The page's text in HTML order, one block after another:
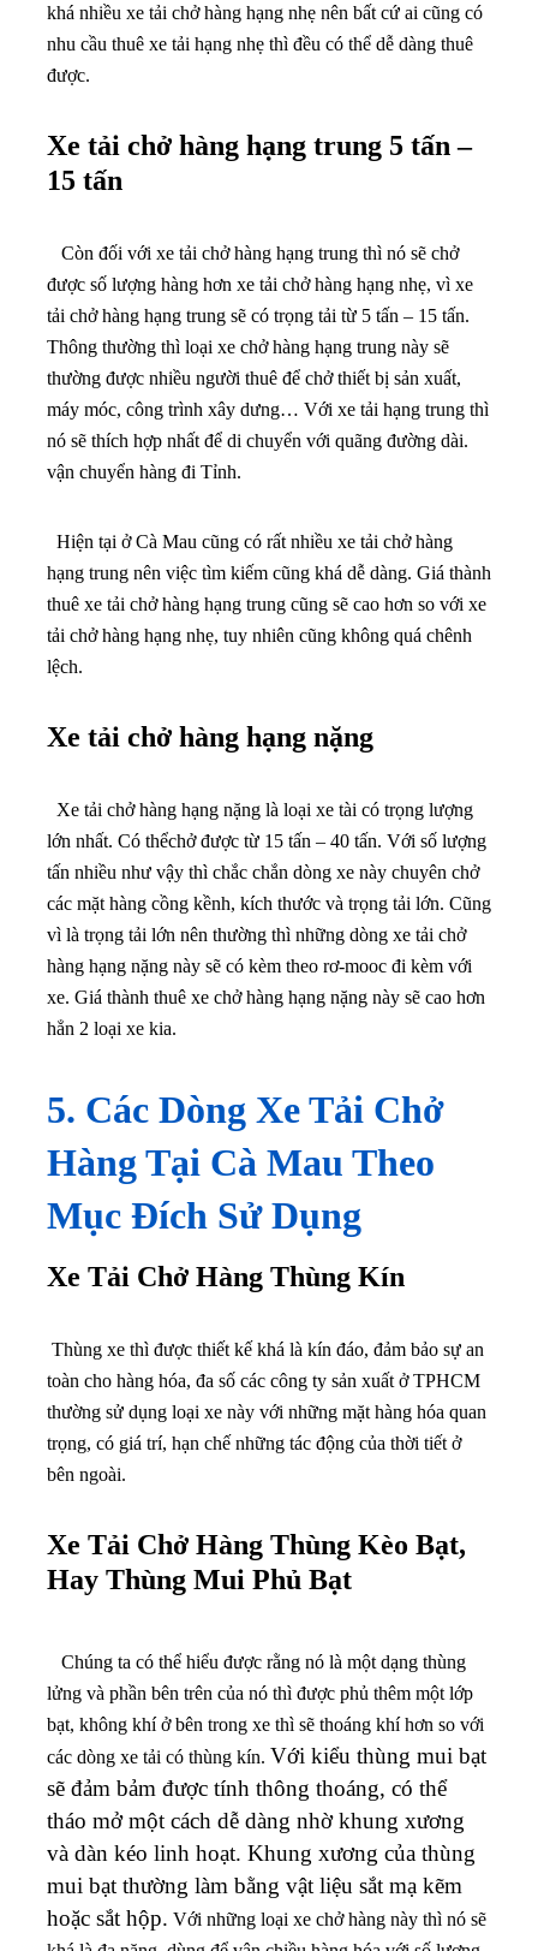
khá nhiều xe tải chở hàng hạng nhẹ nên bất cứ ai cũng có
nhu cầu thuê xe tải hạng nhẹ thì đều có thể dễ dàng thuê
được.
Xe tải chở hàng hạng trung 5 tấn –
15 tấn
Còn đối với xe tải chở hàng hạng trung thì nó sẽ chở
được số lượng hàng hơn xe tải chở hàng hạng nhẹ, vì xe
tải chở hàng hạng trung sẽ có trọng tải từ 5 tấn – 15 tấn.
Thông thường thì loại xe chở hàng hạng trung này sẽ
thường được nhiều người thuê để chở thiết bị sản xuất,
máy móc, công trình xây dưng… Với xe tải hạng trung thì
nó sẽ thích hợp nhất để di chuyển với quãng đường dài.
vận chuyển hàng đi Tỉnh.
Hiện tại ở Cà Mau cũng có rất nhiều xe tải chở hàng
hạng trung nên việc tìm kiếm cũng khá dễ dàng. Giá thành
thuê xe tải chở hàng hạng trung cũng sẽ cao hơn so với xe
tải chở hàng hạng nhẹ, tuy nhiên cũng không quá chênh
lệch.
Xe tải chở hàng hạng nặng
Xe tải chở hàng hạng nặng là loại xe tài có trọng lượng
lớn nhất. Có thểchở được từ 15 tấn – 40 tấn. Với số lượng
tấn nhiều như vậy thì chắc chắn dòng xe này chuyên chở
các mặt hàng cồng kềnh, kích thước và trọng tải lớn. Cũng
vì là trọng tải lớn nên thường thì những dòng xe tải chở
hàng hạng nặng này sẽ có kèm theo rơ-mooc đi kèm với
xe. Giá thành thuê xe chở hàng hạng nặng này sẽ cao hơn
hẳn 2 loại xe kia.
5. Các Dòng Xe Tải Chở
Hàng Tại Cà Mau Theo
Mục Đích Sử Dụng
Xe Tải Chở Hàng Thùng Kín
Thùng xe thì được thiết kế khá là kín đáo, đảm bảo sự an
toàn cho hàng hóa, đa số các công ty sản xuất ở TPHCM
thường sử dụng loại xe này với những mặt hàng hóa quan
trọng, có giá trí, hạn chế những tác động của thời tiết ở
bên ngoài.
Xe Tải Chở Hàng Thùng Kèo Bạt,
Hay Thùng Mui Phủ Bạt
Chúng ta có thể hiểu được rằng nó là một dạng thùng
lửng và phần bên trên của nó thì được phủ thêm một lớp
bạt, không khí ở bên trong xe thì sẽ thoáng khí hơn so với
các dòng xe tải có thùng kín. Với kiểu thùng mui bạt
sẽ đảm bảm được tính thông thoáng, có thể
tháo mở một cách dễ dàng nhờ khung xương
và dàn kéo linh hoạt. Khung xương của thùng
mui bạt thường làm bằng vật liệu sắt mạ kẽm
hoặc sắt hộp. Với những loại xe chở hàng này thì nó sẽ